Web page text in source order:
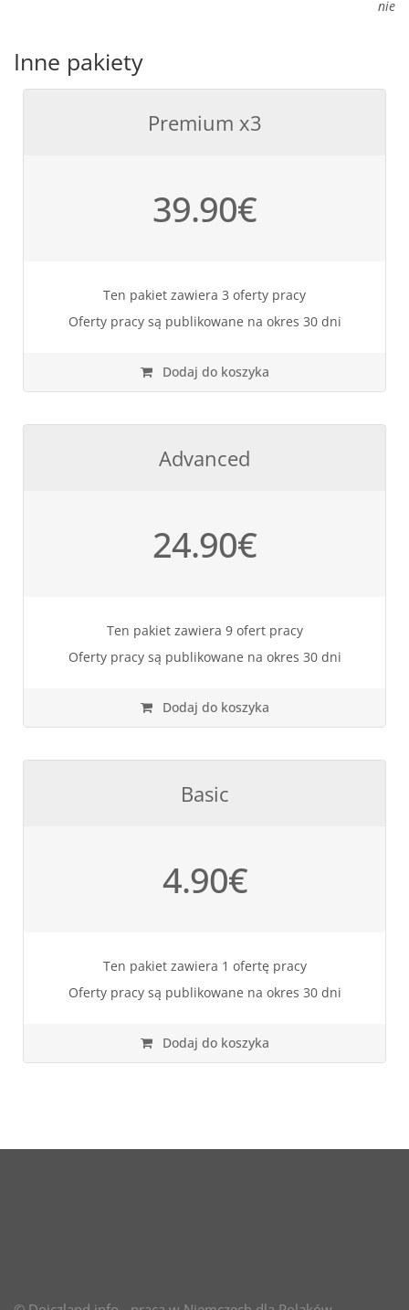
nie
Inne pakiety
Premium x3
39.90€
Ten pakiet zawiera 3 oferty pracy
Oferty pracy są publikowane na okres 30 dni
Dodaj do koszyka
Advanced
24.90€
Ten pakiet zawiera 9 ofert pracy
Oferty pracy są publikowane na okres 30 dni
Dodaj do koszyka
Basic
4.90€
Ten pakiet zawiera 1 ofertę pracy
Oferty pracy są publikowane na okres 30 dni
Dodaj do koszyka